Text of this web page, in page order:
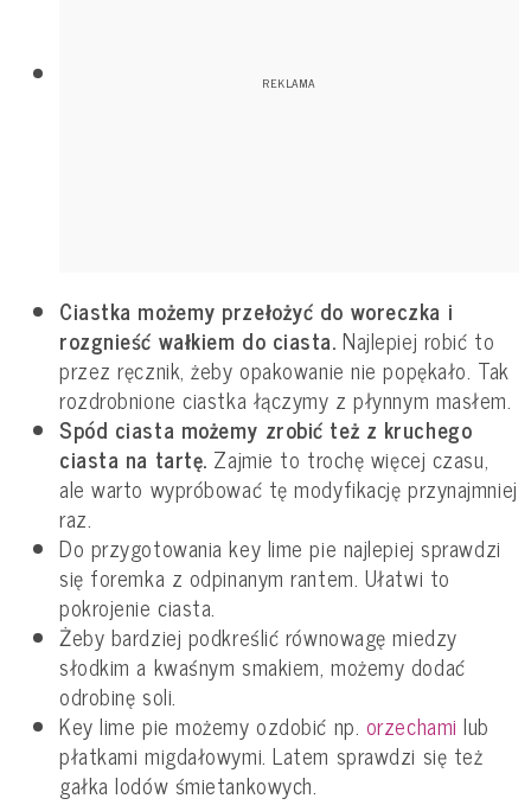
Ciastka możemy przełożyć do woreczka i
rozgnieść wałkiem do ciasta. Najlepiej robić to
przez ręcznik, żeby opakowanie nie popękało. Tak
rozdrobnione ciastka łączymy z płynnym masłem.
Spód ciasta możemy zrobić też z kruchego
ciasta na tartę. Zajmie to trochę więcej czasu,
ale warto wypróbować tę modyfikację przynajmniej
raz.
Do przygotowania key lime pie najlepiej sprawdzi
się foremka z odpinanym rantem. Ułatwi to
pokrojenie ciasta.
Żeby bardziej podkreślić równowagę miedzy
słodkim a kwaśnym smakiem, możemy dodać
odrobinę soli.
Key lime pie możemy ozdobić np. orzechami lub
płatkami migdałowymi. Latem sprawdzi się też
gałka lodów śmietankowych.